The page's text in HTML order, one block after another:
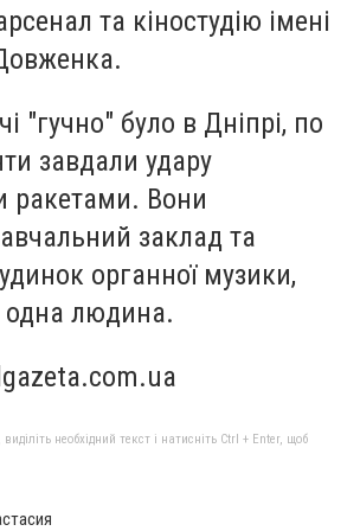
та кіностудію імені
"гучно" було в Дніпрі, по
завдали удару
ракетами. Вони
заклад та
органної музики,
одна людина.
необхідний текст і натисніть Ctrl + Enter, щоб